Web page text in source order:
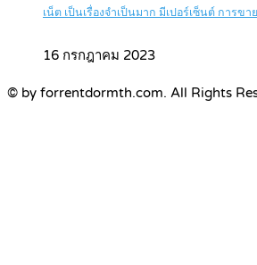
เน็ต เป็นเรื่องจำเป็นมาก มีเปอร์เซ็นต์ การขา
16 กรกฎาคม 2023
© by forrentdormth.com. All Rights